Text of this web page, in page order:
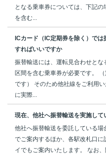
となる乗車券については、下記
を含む...
ICカード（IC定期券を除く）で
すればいいですか
振替輸送には、運転見合わせと
区間を含む乗車券が必要です。
です） そのため他社線をご利用
に実際...
現在、他社へ振替輸送を実施して
他社へ振替輸送を委託している
でご案内するほか、各駅改札口
イでもご案内いたします。 なお